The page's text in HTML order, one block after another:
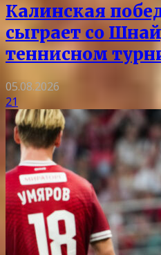
Калинская
сыграет со
теннисном
05.08.2026
21